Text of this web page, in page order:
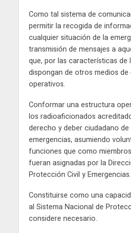
Como tal sistema de
permitir la recogida de
cualquier situación de la
transmisión de mensajes a
que, por las características de
dispongan de otros medios
operativos.
Conformar una estructura
los radioaficionados
derecho y deber ciudadano
emergencias, asumiendo
funciones que como miembros
fueran asignadas por la
Protección Civil y Emergencias.
Constituirse como una
al Sistema Nacional de
considere necesario.